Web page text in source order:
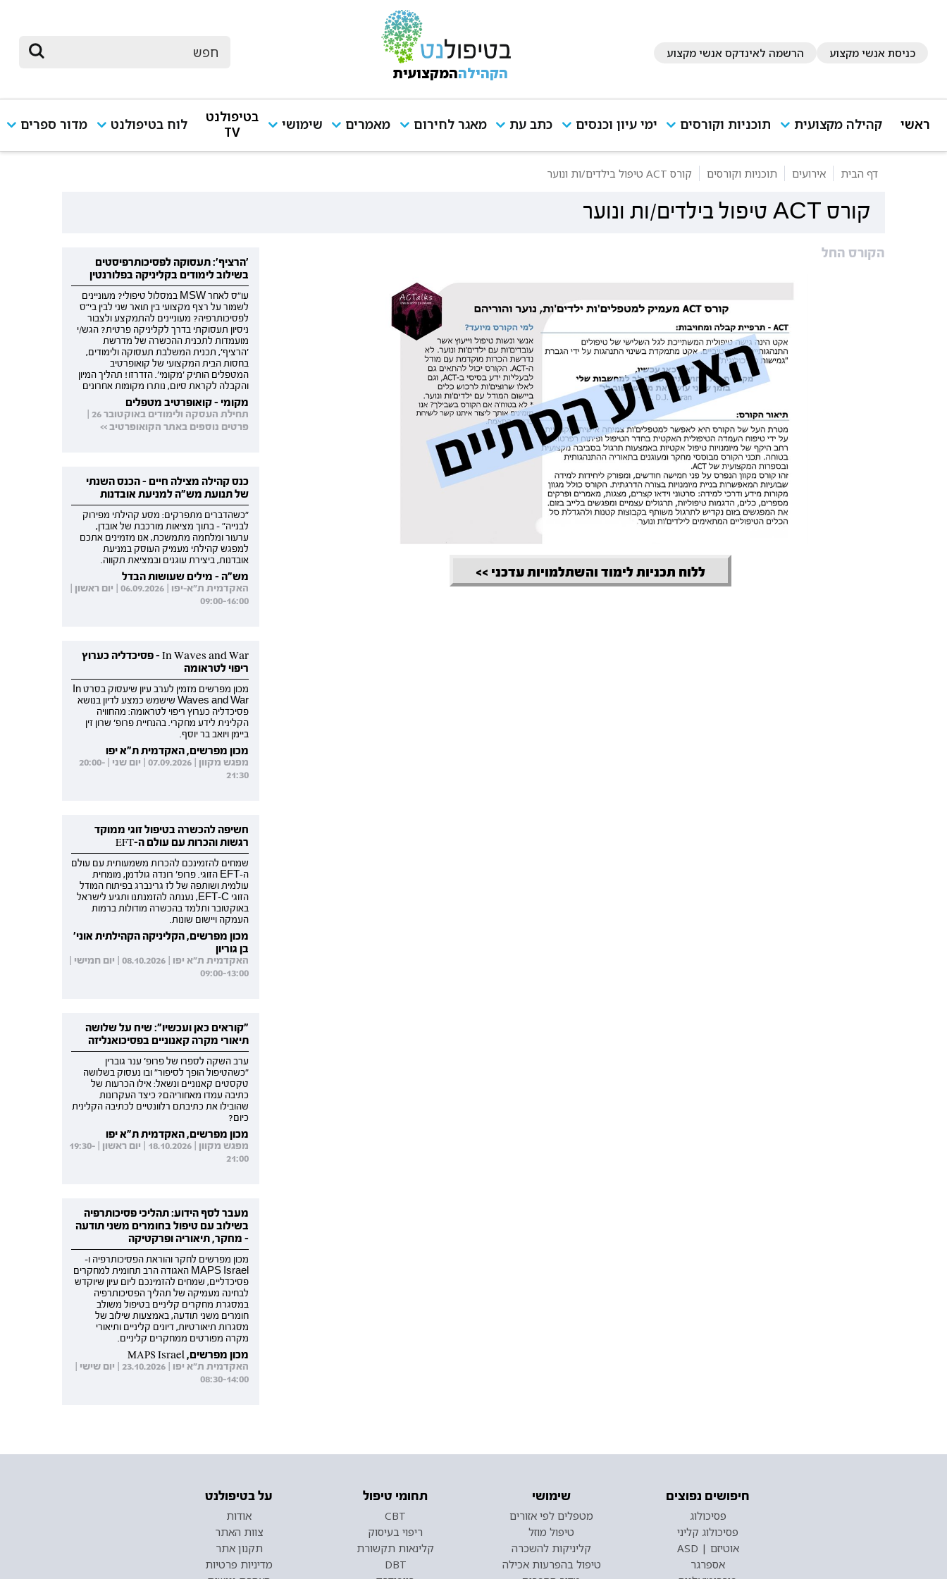
כניסת אנשי מקצוע הרשמה לאינדקס אנשי מקצוע
הקהילההמקצועית
ראשי קהילה מקצועית תוכניות וקורסים ימי עיון וכנסים כתב עת מאגר לחירום מאמרים שימושי
בטיפולנט
TV
לוח בטיפולנט מדור ספרים
דף הבית אירועים תוכניות וקורסים קורס ACT טיפול בילדים/ות ונוער
קורס ACT טיפול בילדים/ות ונוער
הקורס החל
ללוח תכניות לימוד והשתלמויות עדכני >>
'הרציף': תעסוקה לפסיכותרפיסטים
בשילוב לימודים בקליניקה בפלורנטין
עו"ס לאחר MSW במסלול טיפולי? מעוניינים
לשמור על רצף מקצועי בין תואר שני לבין בי"ס
לפסיכותרפיה? מעוניינים להתמקצע ולצבור
ניסיון תעסוקתי בדרך לקליניקה פרטית? הגש/י
מועמדות לתכנית ההכשרה של מדרשת
'הרציף', תכנית המשלבת תעסוקה ולימודים,
בחסות הבית המקצועי של קואופרטיב
המטפלים הותיק 'מקומי'. הזדרזו! תהליך המיון
והקבלה לקראת סיום, נותרו מקומות אחרונים
מקומי - קואופרטיב מטפלים
תחילת העסקה ולימודים באוקטובר 26 |
פרטים נוספים באתר הקואופרטיב >>
כנס קהילה מצילה חיים - הכנס השנתי
של תנועת מש"ה למניעת אובדנות
"כשהדברים מתפרקים: מסע קהילתי מפירוק
לבנייה" - בתוך מציאות מורכבת של אובדן,
ערעור ומלחמה מתמשכת, אנו מזמינים אתכם
למפגש קהילתי מעמיק העוסק במניעת
אובדנות, ביצירת עוגנים ובמציאת תקווה.
מש"ה - מילים שעושות הבדל
האקדמית ת"א-יפו | 06.09.2026 | יום ראשון |
09:00-16:00
In Waves and War - פסיכדליה כערוץ
ריפוי לטראומה
מכון מפרשים מזמין לערב עיון שיעסוק בסרט In
Waves and War שישמש כמצע לדיון בנושא
פסיכדליה כערוץ ריפוי לטראומה: מהחוויה
הקלינית לידע מחקרי. בהנחיית פרופ' שרון זין
ביימן ויואב בר יוסף.
מכון מפרשים, האקדמית ת"א יפו
מפגש מקוון | 07.09.2026 | יום שני | 20:00-
21:30
חשיפה להכשרה בטיפול זוגי ממוקד
רגשות והכרות עם עולם ה-EFT
שמחים להזמינכם להכרות משמעותית עם עולם
ה-EFT הזוגי. פרופ' רונדה גולדמן, מומחית
עולמית ושותפה של לז גרינברג בפיתוח המודל
הזוגי EFT-C, נענתה להזמנתנו ותגיע לישראל
באוקטובר ותלמד בהכשרה מודולות ברמות
העמקה ויישום שונות.
מכון מפרשים, הקליניקה הקהילתית אוני'
בן גוריון
האקדמית ת"א יפו | 08.10.2026 | יום חמישי |
09:00-13:00
"קוראים כאן ועכשיו": שיח על שלושה
תיאורי מקרה קאנוניים בפסיכואנליזה
ערב השקה לספרו של פרופ' ענר גוברין
"כשהטיפול הופך לסיפור" ובו נעסוק בשלושה
טקסטים קאנוניים ונשאל: אילו הכרעות של
כתיבה עמדו מאחוריהם? כיצד העקרונות
שהובילו את כתיבתם רלוונטיים לכתיבה הקלינית
כיום?
מכון מפרשים, האקדמית ת"א יפו
מפגש מקוון | 18.10.2026 | יום ראשון | 19:30-
21:00
מעבר לסף הידוע: תהליכי פסיכותרפיה
בשילוב עם טיפול בחומרים משני תודעה
- מחקר, תיאוריה ופרקטיקה
מכון מפרשים לחקר והוראת הפסיכותרפיה ו-
MAPS Israel האגודה הרב תחומית למחקרים
פסיכדליים, שמחים להזמינכם ליום עיון שיוקדש
לבחינה מעמיקה של תהליך הפסיכותרפיה
במסגרת מחקרים קליניים בטיפול משולב
חומרים משני תודעה, באמצעות שילוב של
מסגרות תיאורטיות, דיונים קליניים ותיאורי
מקרה מפורטים ממחקרים קליניים.
מכון מפרשים, MAPS Israel
האקדמית ת"א יפו | 23.10.2026 | יום שישי |
08:30-14:00
חיפושים נפוצים
פסיכולוג
פסיכולוג קליני
אוטיזם | ASD
אספרגר
שימושי
מטפלים לפי אזורים
טיפול מוזל
קליניקות להשכרה
טיפול בהפרעות אכילה
תחומי טיפול
CBT
ריפוי בעיסוק
קלינאות תקשורת
DBT
על בטיפולנט
אודות
צוות האתר
תקנון אתר
מדיניות פרטיות